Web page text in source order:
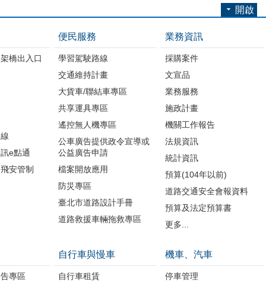
開啟
橋出入口
e點通
安管制
便民服務
學習駕駛路線
交通維持計畫
大貨車/聯結車專區
共享運具專區
遙控無人機專區
公車廣告提供政令宣導或
公益廣告申請
檔案開放應用
防災專區
臺北市道路設計手冊
道路救援車輛拖救專區
業務資訊
採購案件
文宣品
業務服務
施政計畫
機關工作報告
法規資訊
統計資訊
預算(104年以前)
道路交通安全會報資料
預算及法定預算書
更多...
專區
自行車與慢車
自行車租賃
機車、汽車
停車管理